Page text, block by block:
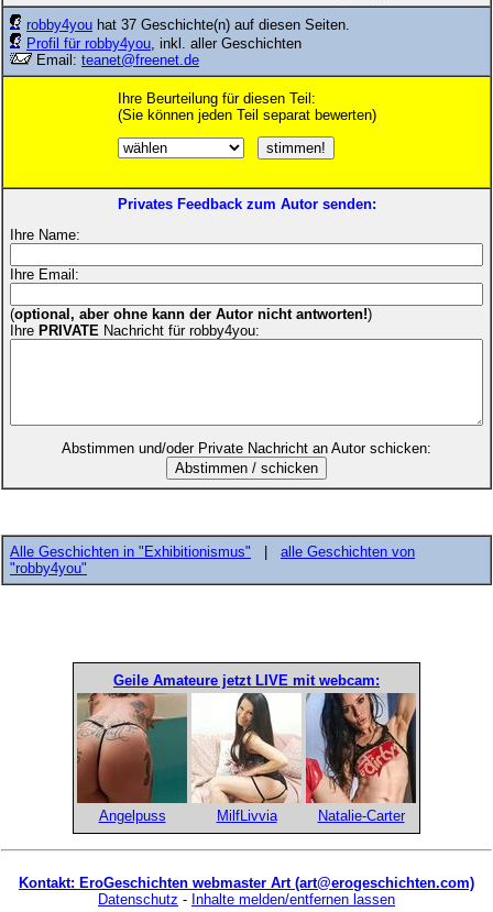
robby4you hat 37 Geschichte(n) auf diesen Seiten.
Profil für robby4you , inkl. aller Geschichten
Email: teanet@freenet.de
Ihre Beurteilung für diesen Teil:
(Sie können jeden Teil separat bewerten)
Privates Feedback zum Autor senden:
Ihre Name:
Ihre Email:
(optional, aber ohne kann der Autor nicht antworten!)
Ihre PRIVATE Nachricht für robby4you:
Abstimmen und/oder Private Nachricht an Autor schicken:
Alle Geschichten in "Exhibitionismus"
alle Geschichten von
"robby4you"
Geile Amateure jetzt LIVE mit webcam:
Angelpuss MilfLivvia Natalie-Carter
Kontakt: EroGeschichten webmaster Art (art@erogeschichten.com)
Datenschutz - Inhalte melden/entfernen lassen